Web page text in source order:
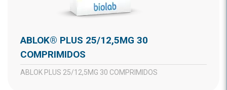
ABLOK® PLUS 25/12,5MG 30
COMPRIMIDOS
ABLOK PLUS 25/12,5MG 30 COMPRIMIDOS